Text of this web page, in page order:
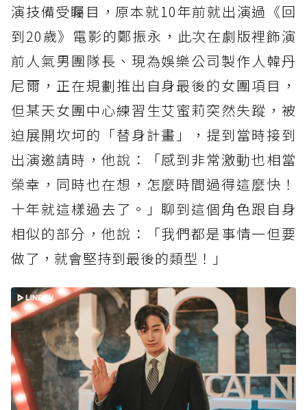
演技備受矚目，原本就10年前就出演過《回
到20歲》電影的鄭振永，此次在劇版裡飾演
前人氣男團隊長、現為娛樂公司製作人韓丹
尼爾，正在規劃推出自身最後的女團項目，
但某天女團中心練習生艾蜜莉突然失蹤，被
迫展開坎坷的「替身計畫」，提到當時接到
出演邀請時，他說：「感到非常激動也相當
榮幸，同時也在想，怎麼時間過得這麼快！
十年就這樣過去了。」聊到這個角色跟自身
相似的部分，他說：「我們都是事情一但要
做了，就會堅持到最後的類型！」